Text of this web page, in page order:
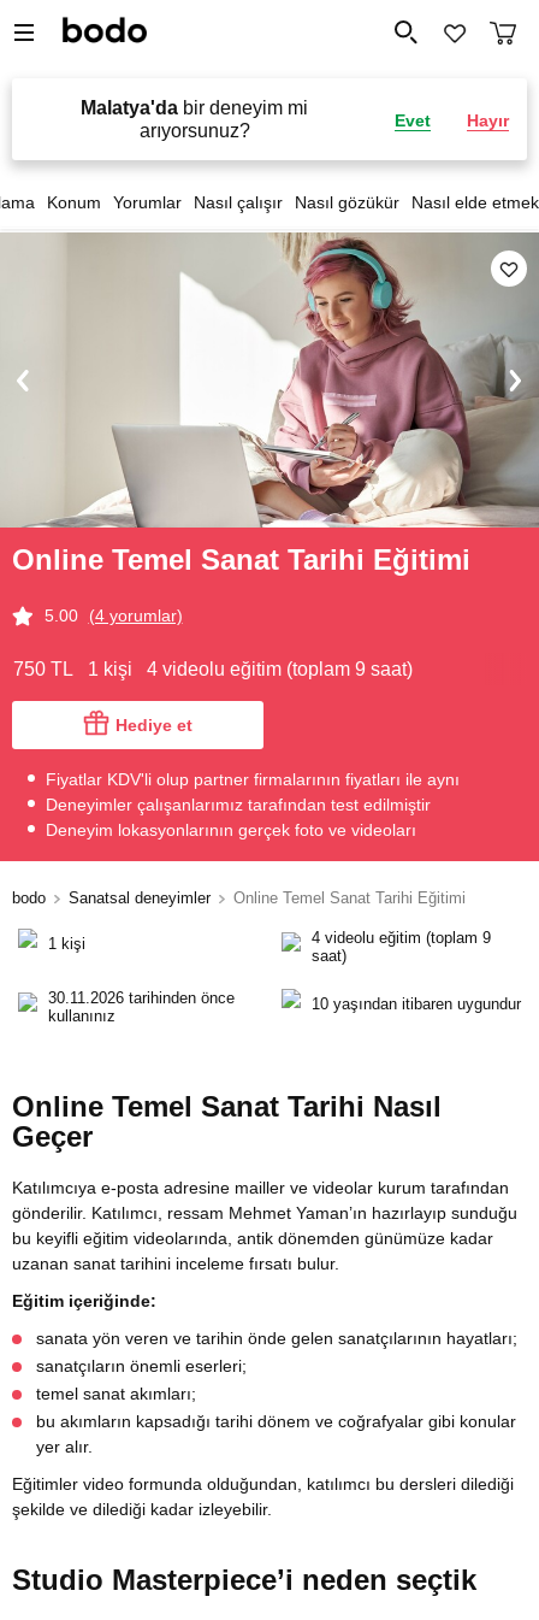
Malatya'da bir deneyim mi
arıyorsunuz?
Evet Hayır
Konum Yorumlar Nasıl çalışır Nasıl gözükür Nasıl elde etmek
Online Temel Sanat Tarihi Eğitimi
5.00 (4 yorumlar)
750 TL 1 kişi 4 videolu eğitim (toplam 9 saat)
Hediye et
Fiyatlar KDV'li olup partner firmalarının fiyatları ile aynı
Deneyimler çalışanlarımız tarafından test edilmiştir
Deneyim lokasyonlarının gerçek foto ve videoları
bodo Sanatsal deneyimler Online Temel Sanat Tarihi Eğitimi
1 kişi
4 videolu eğitim (toplam 9
saat)
30.11.2026 tarihinden önce
kullanınız
10 yaşından itibaren uygundur
Online Temel Sanat Tarihi Nasıl
Geçer
Katılımcıya e-posta adresine mailler ve videolar kurum tarafından
gönderilir. Katılımcı, ressam Mehmet Yaman’ın hazırlayıp sunduğu
bu keyifli eğitim videolarında, antik dönemden günümüze kadar
uzanan sanat tarihini inceleme fırsatı bulur.
Eğitim içeriğinde:
sanata yön veren ve tarihin önde gelen sanatçılarının hayatları;
sanatçıların önemli eserleri;
temel sanat akımları;
bu akımların kapsadığı tarihi dönem ve coğrafyalar gibi konular
yer alır.
Eğitimler video formunda olduğundan, katılımcı bu dersleri dilediği
şekilde ve dilediği kadar izleyebilir.
Studio Masterpiece’i neden seçtik